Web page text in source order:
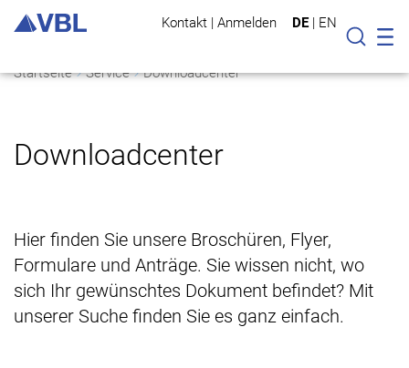
Kontakt | Anmelden DE | EN
Suche
Startseite Service Downloadcenter
Downloadcenter
Hier finden Sie unsere Broschüren, Flyer,
Formulare und Anträge. Sie wissen nicht, wo
sich Ihr gewünschtes Dokument befindet? Mit
unserer Suche finden Sie es ganz einfach.